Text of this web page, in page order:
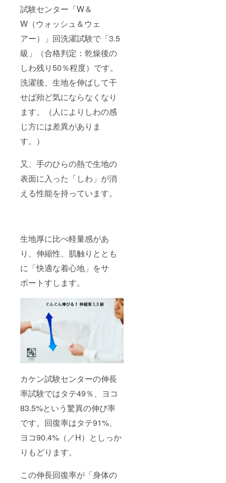
試験センター「W＆
W（ウォッシュ＆ウェ
アー）」回洗濯試験で「3.5
級」（合格判定：乾燥後の
しわ残り50％程度）です。
洗濯後、生地を伸ばして干
せば殆ど気にならなくなり
ます。（人によりしわの感
じ方には差異がありま
す。）
又、手のひらの熱で生地の
表面に入った「しわ」が消
える性能を持っています。
生地厚に比べ軽量感があ
り、伸縮性、肌触りととも
に「快適な着心地」をサ
ポートすします。
カケン試験センターの伸長
率試験ではタテ49％、ヨコ
83.5%という驚異の伸び率
です。回復率はタテ91%、
ヨコ90.4%（／H）としっか
りもどります。
この伸長回復率が「身体の